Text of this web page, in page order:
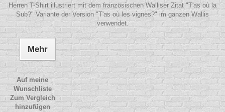
Herren T-Shirt illustriert mit dem französischen Walliser Zitat "T'as où la
Sub?" Variante der Version "T'as où les vignes?" im ganzen Wallis
verwendet.
Mehr
Auf meine
Wunschliste
Zum Vergleich
hinzufügen